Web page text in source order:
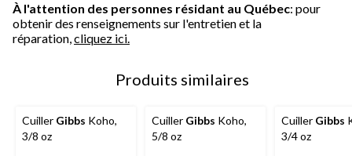
À l'attention des personnes résidant au Québec: pour
obtenir des renseignements sur l'entretien et la
réparation,cliquez ici.
Produits similaires
Cuiller Gibbs Koho,
3/8 oz
Cuiller Gibbs Koho,
5/8 oz
Cuiller Gibbs
3/4 oz